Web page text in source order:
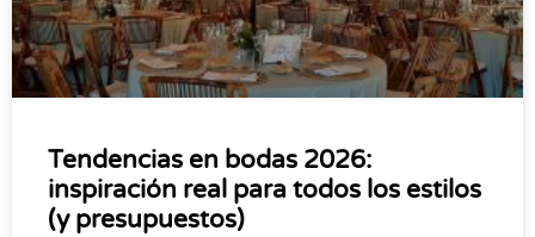
Tendencias en bodas 2026:
inspiración real para todos los estilos
(y presupuestos)